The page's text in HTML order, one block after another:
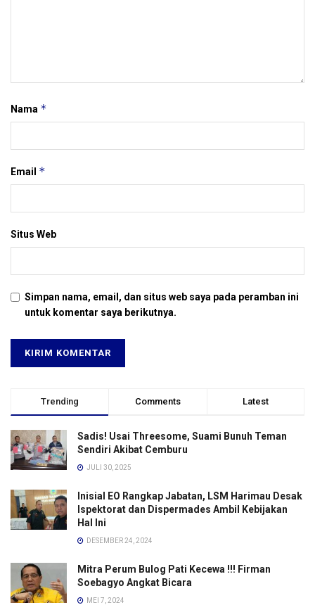
Nama *
Email *
Situs Web
Simpan nama, email, dan situs web saya pada peramban ini
untuk komentar saya berikutnya.
Trending Comments Latest
Sadis! Usai Threesome, Suami Bunuh Teman
Sendiri Akibat Cemburu
JULI 30, 2025
Inisial EO Rangkap Jabatan, LSM Harimau Desak
Ispektorat dan Dispermades Ambil Kebijakan
Hal Ini
DESEMBER 24, 2024
Mitra Perum Bulog Pati Kecewa !!! Firman
Soebagyo Angkat Bicara
MEI 7, 2024